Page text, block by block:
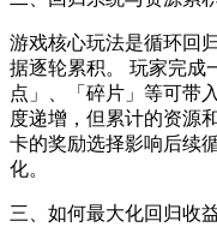
游戏核心玩法是循环回
据逐轮累积。 玩家完成
点」、「碎片」等可带
度递增，但累计的资源
卡的奖励选择影响后续
化。
三、如何最大化回归收